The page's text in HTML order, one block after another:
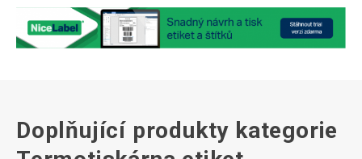
Doplňující produkty kategorie